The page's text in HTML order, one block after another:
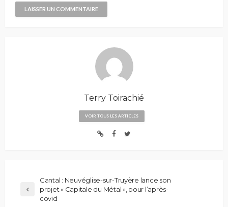
Terry Toirachié
VOIR TOUS LES ARTICLES
Cantal : Neuvéglise-sur-Truyère lance son
projet « Capitale du Métal », pour l’après-
covid